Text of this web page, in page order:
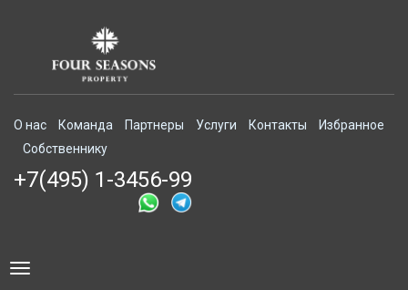
О нас Команда Партнеры Услуги Контакты
Избранное
Собственнику
+7(495) 1-3456-99
Toggle